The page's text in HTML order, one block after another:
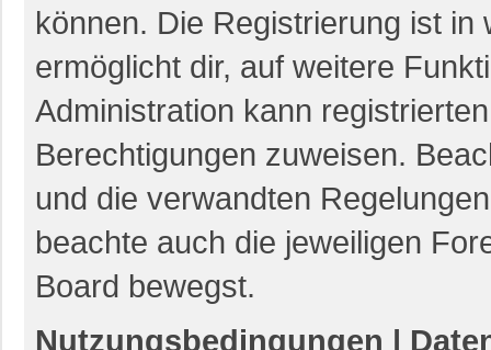
können. Die Registrierung ist in
ermöglicht dir, auf weitere
Administration kann
Berechtigungen zuweisen.
und die verwandten
beachte auch die jeweiligen
Board bewegst.
Nutzungsbedingungen |